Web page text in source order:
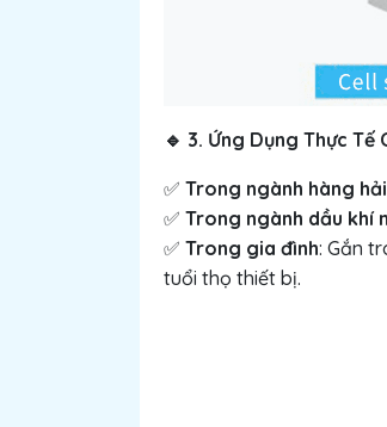
🔹 3. Ứng Dụng Thực Tế
✅ Trong ngành hàng hải
✅ Trong ngành dầu khí
✅ Trong gia đình: Gắn
tuổi thọ thiết bị.